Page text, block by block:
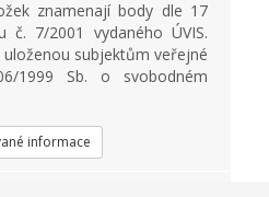
znamenají body dle 17
č. 7/2001 vydaného ÚVIS.
subjektům veřejné
1999 Sb. o svobodném
informace